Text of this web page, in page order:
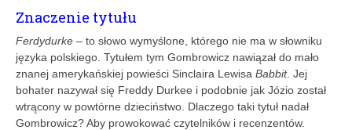
Znaczenie tytułu
Ferdydurke – to słowo wymyślone, którego nie ma w słowniku
języka polskiego. Tytułem tym Gombrowicz nawiązał do mało
znanej amerykańskiej powieści Sinclaira Lewisa Babbit. Jej
bohater nazywał się Freddy Durkee i podobnie jak Józio został
wtrącony w powtórne dzieciństwo. Dlaczego taki tytuł nadał
Gombrowicz? Aby prowokować czytelników i recenzentów.